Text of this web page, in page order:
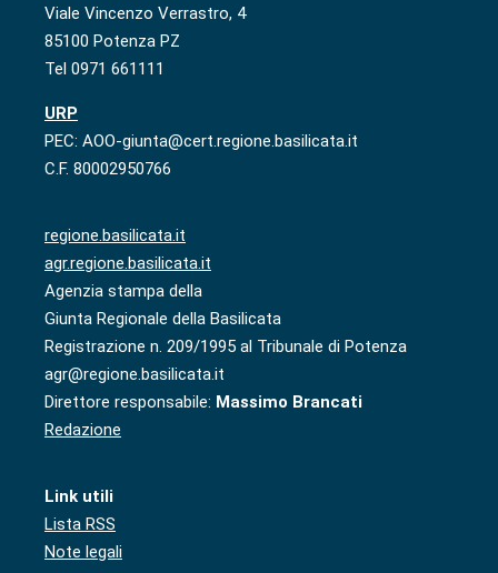
Viale Vincenzo Verrastro, 4
85100 Potenza PZ
Tel 0971 661111
URP
PEC: AOO-giunta@cert.regione.basilicata.it
C.F. 80002950766
regione.basilicata.it
agr.regione.basilicata.it
Agenzia stampa della
Giunta Regionale della Basilicata
Registrazione n. 209/1995 al Tribunale di Potenza
agr@regione.basilicata.it
Direttore responsabile: Massimo Brancati
Redazione
Link utili
Lista RSS
Note legali